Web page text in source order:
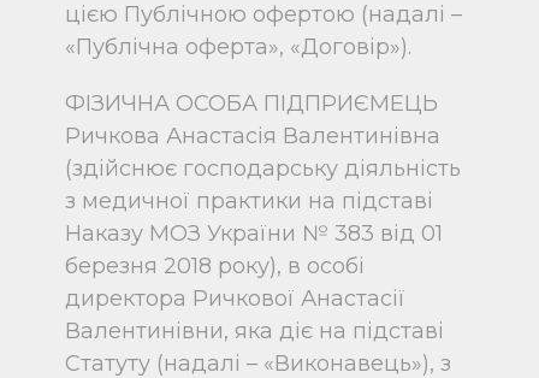
цією Публічною офертою (надалі –
«Публічна оферта», «Договір»).
ФІЗИЧНА ОСОБА ПІДПРИЄМЕЦЬ
Ричкова Анастасія Валентинівна
(здійснює господарську діяльність
з медичної практики на підставі
Наказу МОЗ України № 383 від 01
березня 2018 року), в особі
директора Ричкової Анастасії
Валентинівни, яка діє на підставі
Статуту (надалі – «Виконавець»), з